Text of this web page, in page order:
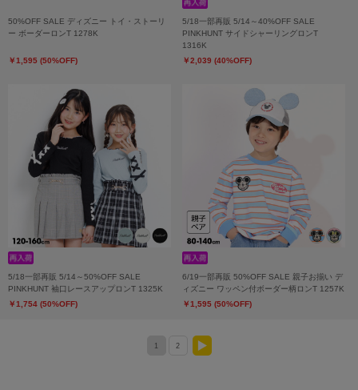
50%OFF SALE ディズニー トイ・ストーリ
ー ボーダーロンT 1278K
￥1,595 (50%OFF)
5/18一部再販 5/14～40%OFF SALE
PINKHUNT サイドシャーリングロンT
1316K
￥2,039 (40%OFF)
5/18一部再販 5/14～50%OFF SALE
PINKHUNT 袖口レースアップロンT 1325K
￥1,754 (50%OFF)
6/19一部再販 50%OFF SALE 親子お揃い デ
ィズニー ワッペン付ボーダー柄ロンT 1257K
￥1,595 (50%OFF)
1 2